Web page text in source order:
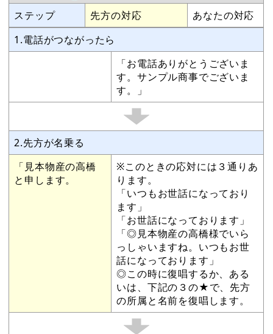
ステップ
先方の対応
あなたの対応
1.電話がつながったら
「お電話ありがとうございま
す。サンプル商事でございま
す。」
2.先方が名乗る
「見本物産の高橋
と申します。
※このときの応対には３通りあ
ります。
「いつもお世話になっており
ます」
「お世話になっております」
「◎見本物産の高橋様でいら
っしゃいますね。いつもお世
話になっております」
◎この時に復唱するか、ある
いは、下記の３の★で、先方
の所属と名前を復唱します。